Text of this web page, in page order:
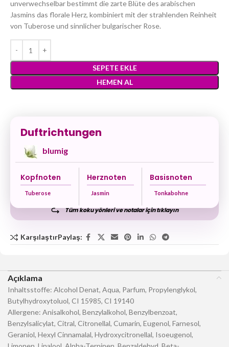
unverwechselbar bestimmt die zarte Blüte des arabischen
Jasmins das florale Herz, kombiniert mit der strahlenden Reinheit
von Tuberose und sinnlicher bulgarischer Rose.
SEPETE EKLE
HEMEN AL
Duftrichtungen
blumig
Kopfnoten
Tuberose
Herznoten
Jasmin
Basisnoten
Tonkabohne
Tüm koku yönleri ve notalar için tıklayın
KarşılaştırPaylaş:
Açıklama
Inhaltsstoffe: Alcohol Denat, Aqua, Parfum, Propylenglykol,
Butylhydroxytoluol, CI 15985, CI 19140
Allergene: Anisalkohol, Benzylalkohol, Benzylbenzoat,
Benzylsalicylat, Citral, Citronellal, Cumarin, Eugenol, Farnesol,
Geraniol, Hexyl Cinnamalal, Hydroxycitronellal, Isoeugenol,